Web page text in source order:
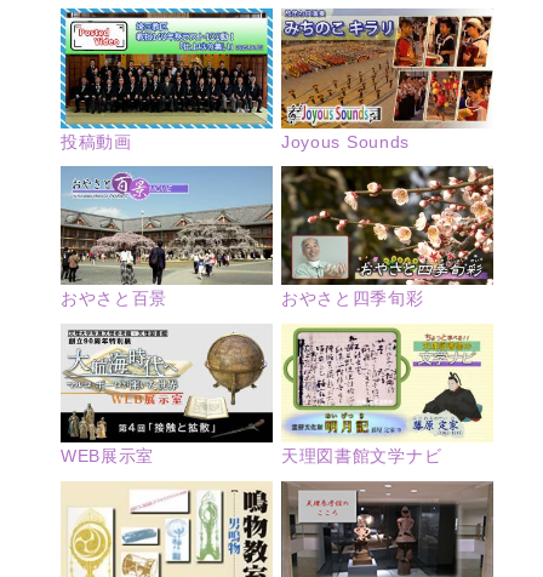
投稿動画 Joyous Sounds
おやさと百景 おやさと四季旬彩
WEB展示室 天理図書館文学ナビ